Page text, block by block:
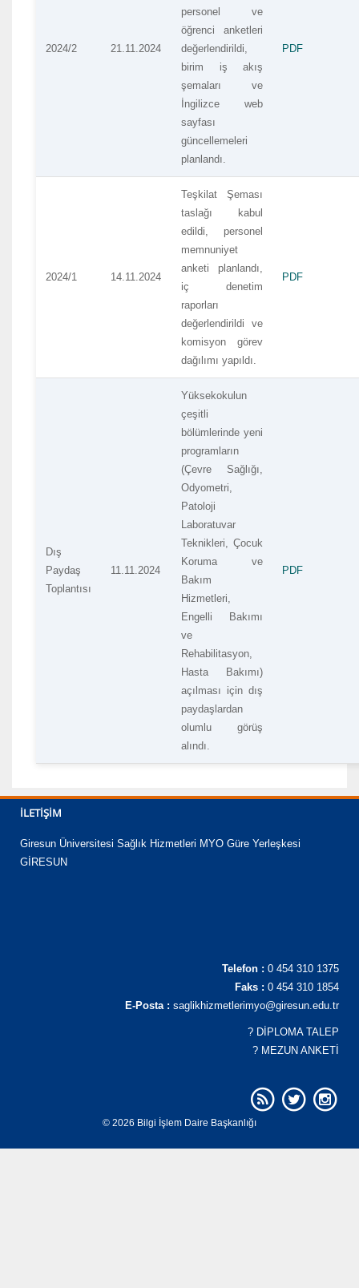
2024/2 21.11.2024
personel ve
öğrenci anketleri
değerlendirildi,
birim iş akış
şemaları ve
İngilizce web
sayfası
güncellemeleri
planlandı.
PDF
2024/1 14.11.2024
Teşkilat Şeması
taslağı kabul
edildi, personel
memnuniyet
anketi planlandı,
iç denetim
raporları
değerlendirildi ve
komisyon görev
dağılımı yapıldı.
PDF
Dış
Paydaş
Toplantısı
11.11.2024
Yüksekokulun
çeşitli
bölümlerinde yeni
programların
(Çevre Sağlığı,
Odyometri,
Patoloji
Laboratuvar
Teknikleri, Çocuk
Koruma ve
Bakım
Hizmetleri,
Engelli Bakımı
ve
Rehabilitasyon,
Hasta Bakımı)
açılması için dış
paydaşlardan
olumlu görüş
alındı.
PDF
İLETIŞIM
Giresun Üniversitesi Sağlık Hizmetleri MYO Güre Yerleşkesi
GİRESUN
Telefon : 0 454 310 1375
Faks : 0 454 310 1854
E-Posta : saglikhizmetlerimyo@giresun.edu.tr
? DİPLOMA TALEP
? MEZUN ANKETİ
© 2026 Bilgi İşlem Daire Başkanlığı